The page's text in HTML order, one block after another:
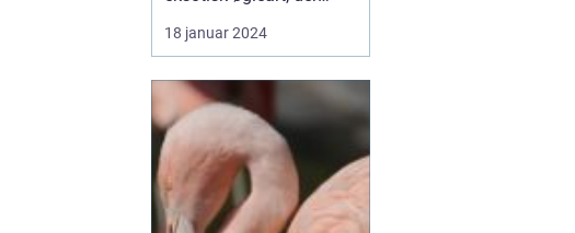
tiltrækker
opmærksomhed fra
over hele verden. Med
sin imponerende
størrelse og
karakteristiske udseende
er skægagamen blevet
18 januar 2024